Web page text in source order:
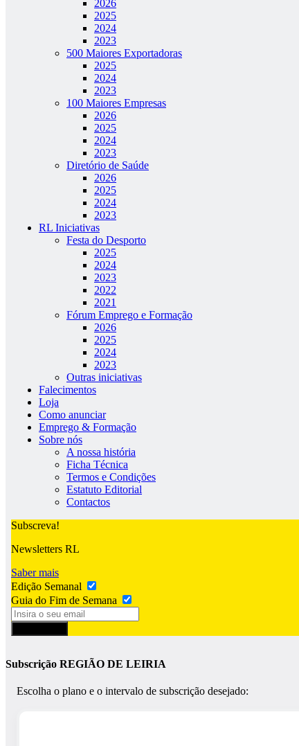
2026
2025
2024
2023
500 Maiores Exportadoras
2025
2024
2023
100 Maiores Empresas
2026
2025
2024
2023
Diretório de Saúde
2026
2025
2024
2023
RL Iniciativas
Festa do Desporto
2025
2024
2023
2022
2021
Fórum Emprego e Formação
2026
2025
2024
2023
Outras iniciativas
Falecimentos
Loja
Como anunciar
Emprego & Formação
Sobre nós
A nossa história
Ficha Técnica
Termos e Condições
Estatuto Editorial
Contactos
Subscreva!
Newsletters RL
Saber mais
Edição Semanal
Guia do Fim de Semana
Subscrição REGIÃO DE LEIRIA
Escolha o plano e o intervalo de subscrição desejado: